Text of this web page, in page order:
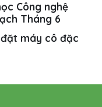
Công nghệ
Tháng 6
máy cô đặc